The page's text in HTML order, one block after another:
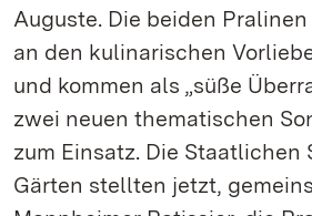
Auguste. Die beiden
an den kulinarischen
und kommen als „süße
zwei neuen thematischen
zum Einsatz. Die Staatlichen
Gärten stellten jetzt,